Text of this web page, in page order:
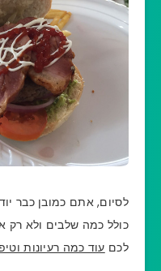
לסיום, אתם כמובן כבר
כולל כמה שלבים ולא רק
לכם עוד כמה רעיונות